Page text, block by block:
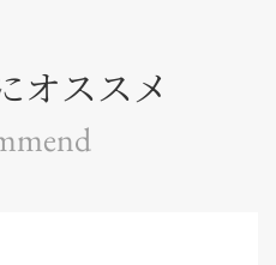
オススメ